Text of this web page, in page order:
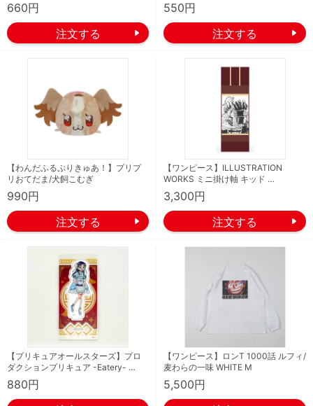
660円 550円
【わんだふるぷりきゅあ！】プリプ
リおてだま/犬飼こむぎ
990円
【ワンピース】ILLUSTRATION
WORKS ミニ掛け軸 キッド …
3,300円
【プリキュアオールスターズ】プロ
ダクションプリキュア -Eatery- …
880円
【ワンピース】ロンT 1000話 ルフィ/
麦わらの一味 WHITE M
5,500円